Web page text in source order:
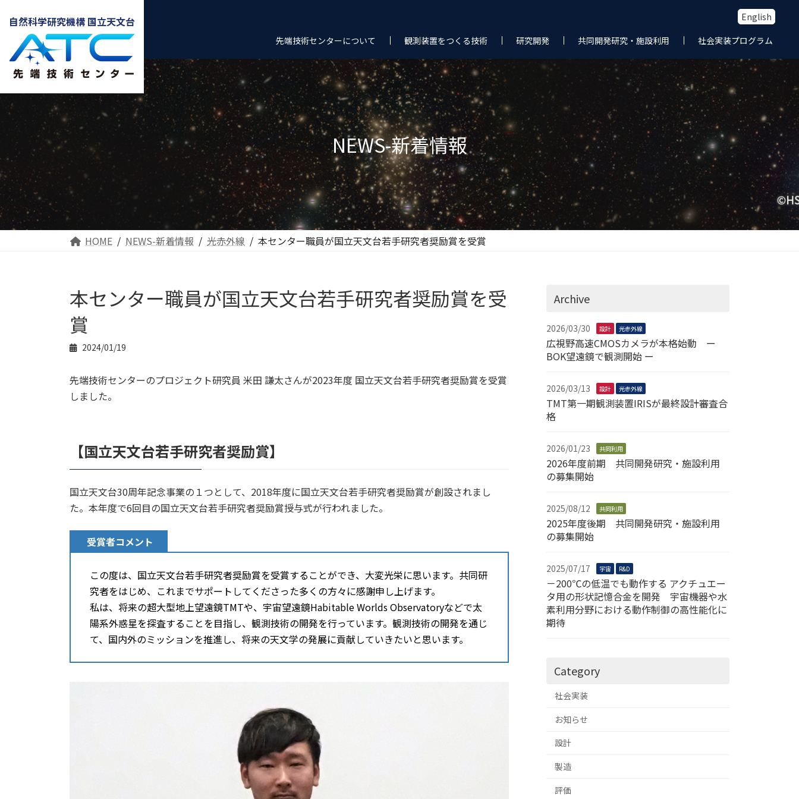
自然科学研究機構 国立天文台
English
先端技術センターについて
観測装置をつくる技術 研究開発 共同開発研究・施設利用 社会実装プログラム
NEWS-新着情報
HOME NEWS-新着情報 光赤外線 本センター職員が国立天文台若手研究者奨励賞を受賞
本センター職員が国立天文台若手研究者奨励賞を受
賞
2024/01/19
先端技術センターのプロジェクト研究員 米田 謙太さんが2023年度 国立天文台若手研究者奨励賞を受賞
しました。
【国立天文台若手研究者奨励賞】
国立天文台30周年記念事業の１つとして、2018年度に国立天文台若手研究者奨励賞が創設されまし
た。本年度で6回目の国立天文台若手研究者奨励賞授与式が行われました。
受賞者コメント
この度は、国立天文台若手研究者奨励賞を受賞することができ、大変光栄に思います。共同研
究者をはじめ、これまでサポートしてくださった多くの方々に感謝申し上げます。
私は、将来の超大型地上望遠鏡TMTや、宇宙望遠鏡Habitable Worlds Observatoryなどで太
陽系外惑星を探査することを目指し、観測技術の開発を行っています。観測技術の開発を通じ
て、国内外のミッションを推進し、将来の天文学の発展に貢献していきたいと思います。
Archive
2026/03/30 設計 光赤外線
広視野高速CMOSカメラが本格始動 ー
BOK望遠鏡で観測開始 ー
2026/03/13 設計 光赤外線
TMT第一期観測装置IRISが最終設計審査合
格
2026/01/23 共同利用
2026年度前期 共同開発研究・施設利用
の募集開始
2025/08/12 共同利用
2025年度後期 共同開発研究・施設利用
の募集開始
2025/07/17 宇宙 R&D
－200℃の低温でも動作する アクチュエー
タ用の形状記憶合金を開発 宇宙機器や水
素利用分野における動作制御の高性能化に
期待
Category
社会実装
お知らせ
設計
製造
評価